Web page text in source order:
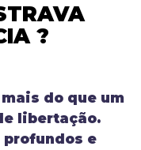
?
do que um
libertação.
e